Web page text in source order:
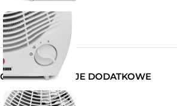
OPISINFORMACJE DODATKOWE